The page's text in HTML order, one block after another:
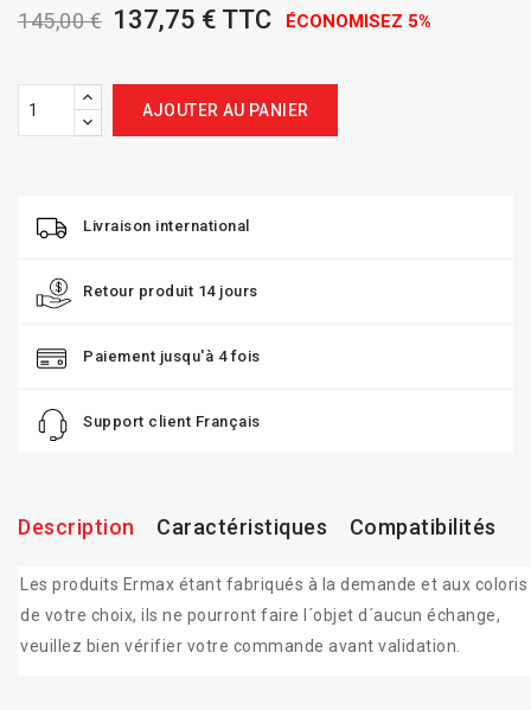
145,00 € 137,75 € TTC ÉCONOMISEZ 5%
AJOUTER AU PANIER
Livraison international
Retour produit 14 jours
Paiement jusqu'à 4 fois
Support client Français
Description Caractéristiques Compatibilités
Les produits Ermax étant fabriqués à la demande et aux coloris
de votre choix, ils ne pourront faire l´objet d´aucun échange,
veuillez bien vérifier votre commande avant validation.